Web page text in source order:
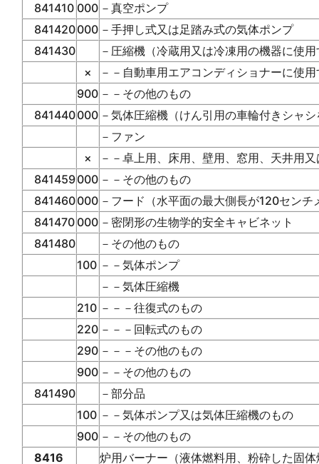
841410 000 －真空ポンプ
841420000 －手押し式又は足踏み式の気体ポンプ
841430
－圧縮機（冷蔵用又は冷凍用の機器に使
×
－－自動車用エアコンディショナーに使
900 －－その他のもの
841440000 －気体圧縮機（けん引用の車輪付きシャ
－ファン
×
－－卓上用、床用、壁用、窓用、天井用
841459000 －－その他のもの
841460000 －フード（水平面の最大側長が120セン
841470 000 －密閉形の生物学的安全キャビネット
841480
－その他のもの
100 －－気体ポンプ
－－気体圧縮機
210 －－－往復式のもの
220 －－－回転式のもの
290 －－－その他のもの
900 －－その他のもの
841490
－部分品
100 －－気体ポンプ又は気体圧縮機のもの
900 －－その他のもの
8416
炉用バーナー（液体燃料用、粉砕した固